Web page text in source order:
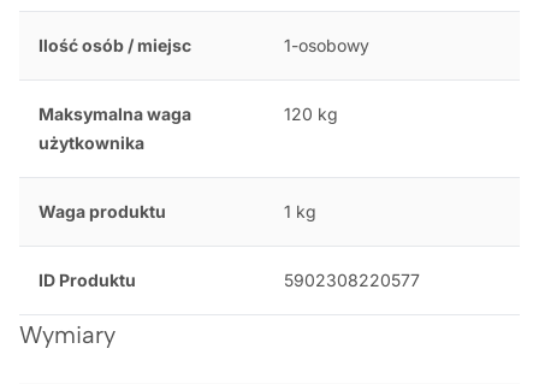
Ilość osób / miejsc 1-osobowy
Maksymalna waga
użytkownika
120 kg
Waga produktu 1 kg
ID Produktu 5902308220577
Wymiary